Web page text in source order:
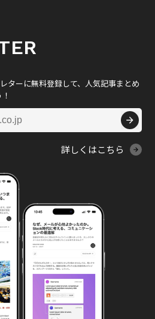
ターに無料登録して、人気記事まとめ
詳しくはこちら